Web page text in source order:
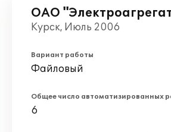
ОАО
Курск, Июль 2006
Вариант работы
Файловый
Общее число автоматизированных
6